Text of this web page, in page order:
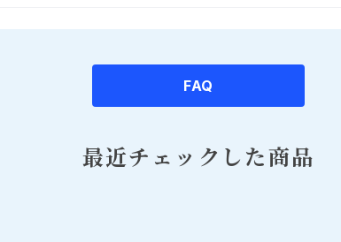
FAQ
最近チェックした商品